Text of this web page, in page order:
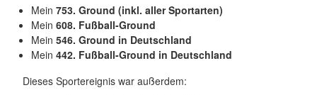
Mein 753. Ground (inkl. aller Sportarten)
Mein 608. Fußball-Ground
Mein 546. Ground in Deutschland
Mein 442. Fußball-Ground in Deutschland
Dieses Sportereignis war außerdem: